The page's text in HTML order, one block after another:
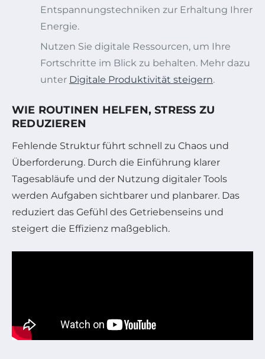
Entspannungstechniken zur Erhaltung Ihrer
Energie.
Nutzen Sie digitale Ressourcen, um Ihre
Fortschritte im Blick zu behalten. Mehr dazu
unter Digitale Produktivität steigern.
WIE ROUTINEN HELFEN, STRESS ZU
REDUZIEREN
Fehlende Struktur führt schnell zu Chaos und
Überforderung. Durch die Einführung klarer
Tagesabläufe und der Nutzung digitaler Tools
werden Aufgaben sichtbarer und planbarer. Das
reduziert das Gefühl des Getriebenseins und
steigert die Effizienz maßgeblich.